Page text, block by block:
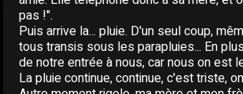
pas !".
Puis arrive la... pluie. D'un seul coup,
tous transis sous les parapluies... En
de notre entrée à nous, car nous on est
La pluie continue, continue, c'est triste,